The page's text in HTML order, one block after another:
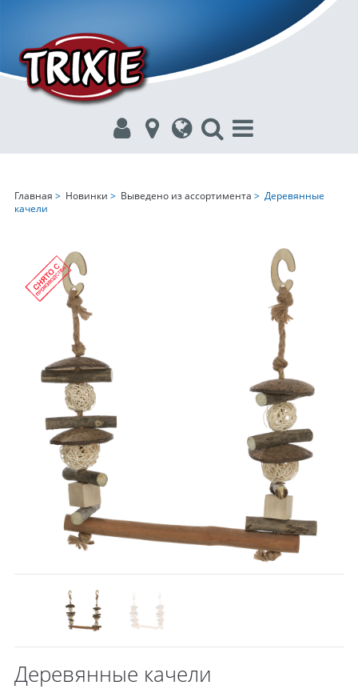
Главная > Новинки > Выведено из ассортимента > Деревянные
качели
Деревянные качели